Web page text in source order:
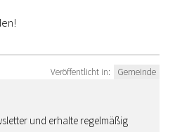
Veröffentlicht in: Gemeinde
und erhalte regelmäßig